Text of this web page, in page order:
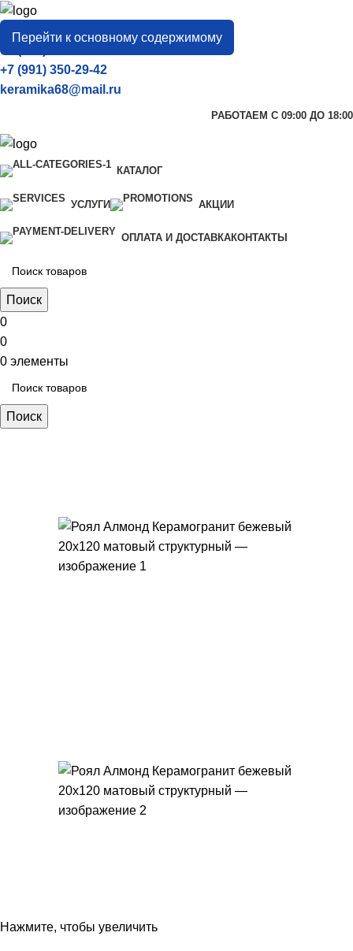
Перейти к основному содержимому
город
Тамбов
+7 (906) 657-33-54
+7 (991) 350-29-42
keramika68@mail.ru
РАБОТАЕМ С 09:00 ДО 18:00
КАТАЛОГ
УСЛУГИ АКЦИИ
ОПЛАТА И ДОСТАВКАКОНТАКТЫ
Поиск
0
0
0 элементы
Поиск
Нажмите, чтобы увеличить